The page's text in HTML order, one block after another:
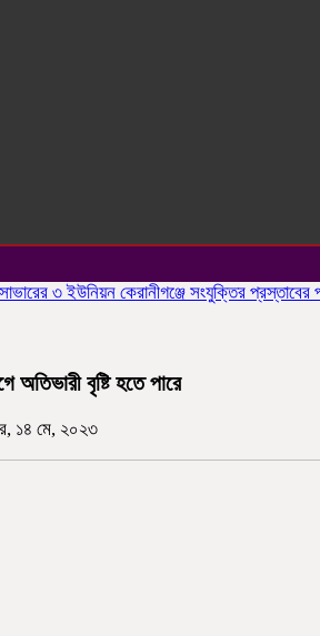
৩ ইউনিয়ন কেরানীগঞ্জে সংযুক্তির প্রস্তাবের
অতিভারী বৃষ্টি হতে পারে
১৪ মে, ২০২৩